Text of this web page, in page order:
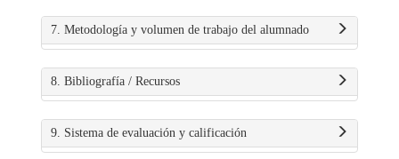
7. Metodología y volumen de trabajo del alumnado
8. Bibliografía / Recursos
9. Sistema de evaluación y calificación